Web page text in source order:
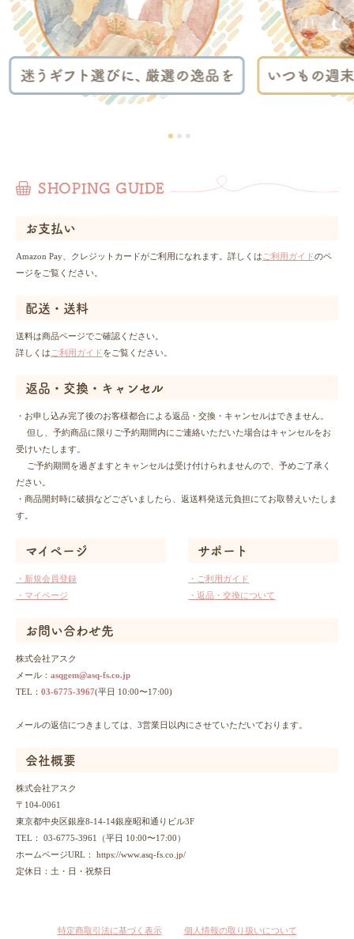
SHOPING GUIDE
お支払い
Amazon Pay、クレジットカードがご利用になれます。詳しくは ご利用ガイドのペ
ージをご覧ください。
配送・送料
送料は商品ページでご確認ください。
詳しくは ご利用ガイドをご覧ください。
返品・交換・キャンセル
・お申し込み完了後のお客様都合による返品・交換・キャンセルはできません。
但し、予約商品に限りご予約期間内にご連絡いただいた場合はキャンセルをお
受けいたします。
ご予約期間を過ぎますとキャンセルは受け付けられませんので、予めご了承く
ださい。
・商品開封時に破損などございましたら、返送料発送元負担にてお取替えいたしま
す。
マイページ
・新規会員登録
・マイページ
サポート
・ご利用ガイド
・返品・交換について
お問い合わせ先
株式会社アスク
メール： asqgem@asq-fs.co.jp
TEL： 03-6775-3967(平日 10:00〜17:00)
メールの返信につきましては、3営業日以内にさせていただいております。
会社概要
株式会社アスク
〒104-0061
東京都中央区銀座8-14-14銀座昭和通りビル3F
TEL： 03-6775-3961
（平日 10:00〜17:00）
ホームページURL： https://www.asq-fs.co.jp/
定休日：土・日・祝祭日
特定商取引法に基づく表示 個人情報の取り扱いについて